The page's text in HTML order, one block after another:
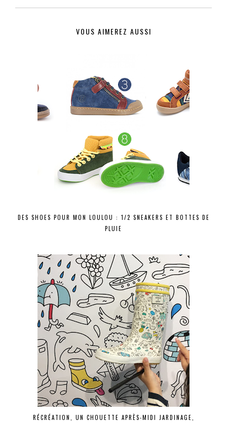
VOUS AIMEREZ AUSSI
DES SHOES POUR MON LOULOU : 1/2 SNEAKERS ET BOTTES DE
PLUIE
RÉCRÉATION, UN CHOUETTE APRÈS-MIDI JARDINAGE,